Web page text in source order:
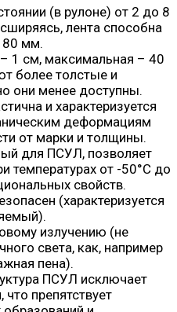
(в рулоне) от 2 до 8
лента способна
80 мм.
1 см, максимальная – 40
более толстые и
они менее доступны.
и характеризуется
деформациям
от марки и толщины.
для ПСУЛ, позволяет
температурах от -50°C до
свойств.
(характеризуется
излучению (не
света, как, например
пена).
ПСУЛ исключает
что препятствует